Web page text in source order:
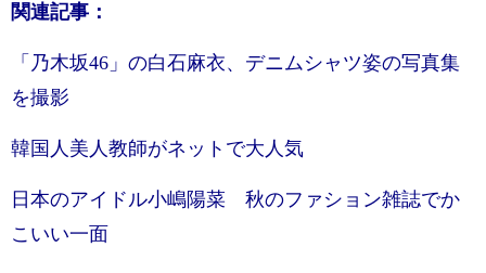
関連記事：
「乃木坂46」の白石麻衣、デニムシャツ姿の写真集
を撮影
韓国人美人教師がネットで大人気
日本のアイドル小嶋陽菜 秋のファション雑誌でか
こいい一面